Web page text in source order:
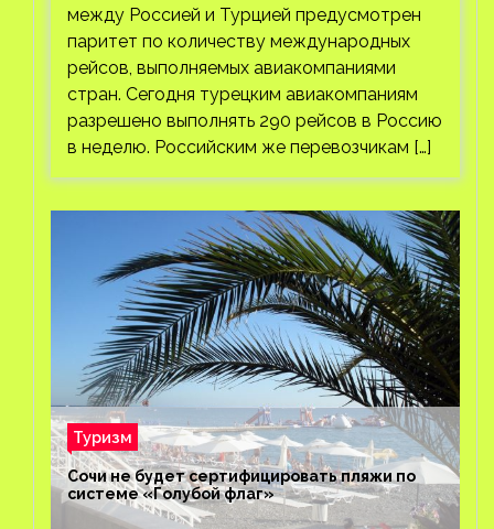
между Россией и Турцией предусмотрен
паритет по количеству международных
рейсов, выполняемых авиакомпаниями
стран. Сегодня турецким авиакомпаниям
разрешено выполнять 290 рейсов в Россию
в неделю. Российским же перевозчикам […]
Туризм
Сочи не будет сертифицировать пляжи по
системе «Голубой флаг»